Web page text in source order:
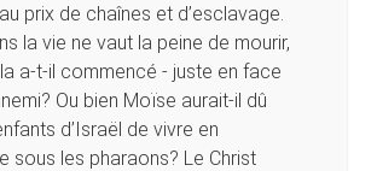
prix de chaînes et d’esclavage.
la vie ne vaut la peine de mourir,
a-t-il commencé - juste en face
Ou bien Moïse aurait-il dû
d’Israël de vivre en
sous les pharaons? Le Christ